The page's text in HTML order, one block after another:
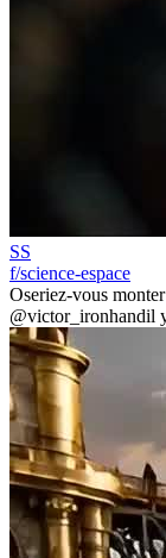
SS
f/science-espace
Oseriez-vous
@victor_ironhandil